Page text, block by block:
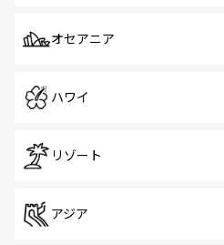
オセアニア
ハワイ
リゾート
アジア